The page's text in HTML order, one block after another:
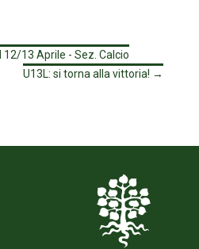
13 Aprile - Sez. Calcio
U13L: si torna alla vittoria! →